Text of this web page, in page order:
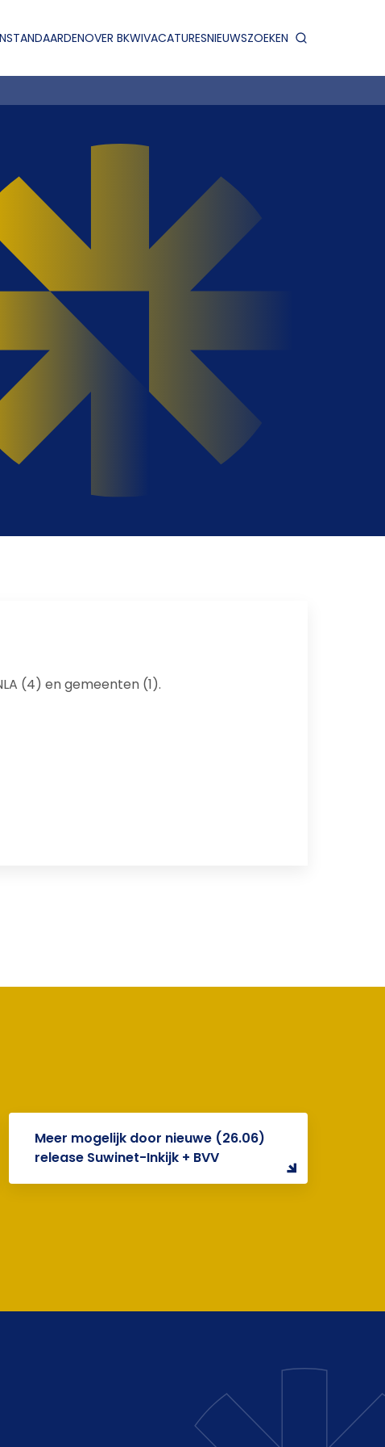
STANDAARDENOVER BKWIVACATURESNIEUWSZOEKEN
(4) en gemeenten (1).
Meer mogelijk door nieuwe (26.06)
release Suwinet-Inkijk + BVV